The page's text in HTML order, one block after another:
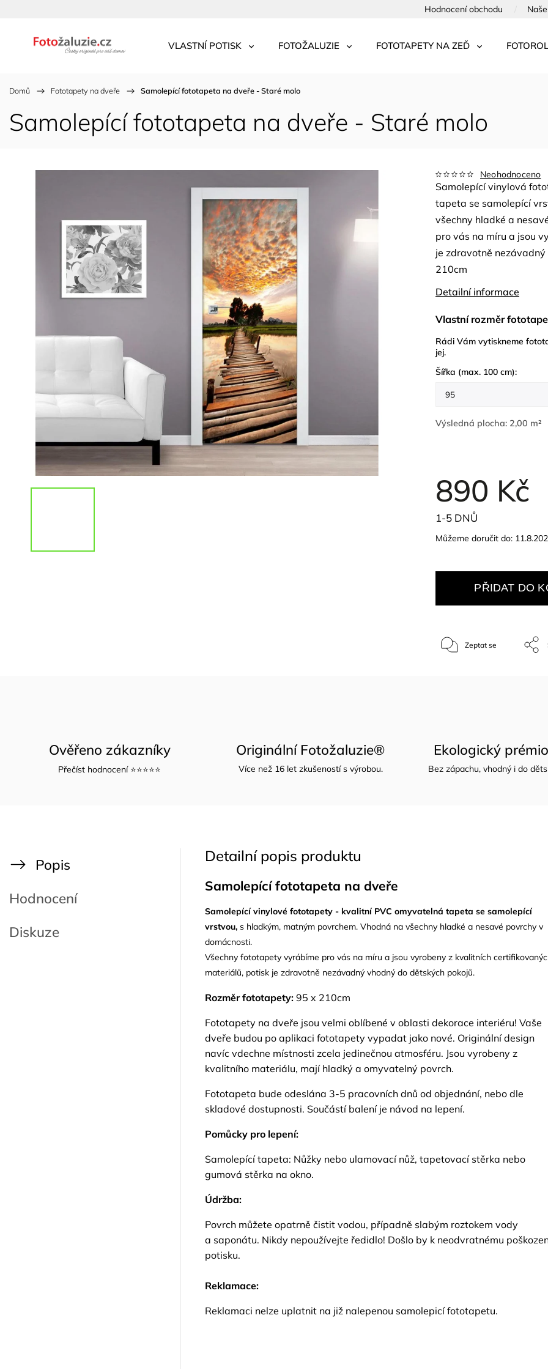
Hodnocení obchodu
VLASTNÍ POTISK FOTOŽALUZIE FOTOTAPETY NA ZEĎ
Domů / Fototapety na dveře / Samolepící fototapeta na dveře - Staré molo
Samolepící fototapeta na dveře - Staré molo
Neohodnoceno
890 Kč
Samolepící vinylová
tapeta se samolepící
všechny hladké a
pro vás na míru a jsou
je zdravotně
210cm
Detailní informace
Vlastní rozměr
Rádi Vám vytiskneme
jej.
Šířka (max. 100 cm):
Výsledná plocha: 2,00 m²
1-5 DNŮ
Můžeme doručit do:
PŘIDAT DO
Zeptat se
Ověřeno zákazníky
Přečíst hodnocení ⭐⭐⭐⭐⭐
Originální Fotožaluzie®
Více než 16 let zkušeností s výrobou.
Ekologický
Bez zápachu, vhodný i do
Popis
Hodnocení
Diskuze
Detailní popis produktu
Samolepící fototapeta na dveře
Samolepící vinylové fototapety - kvalitní PVC omyvatelná tapeta se samolepící
vrstvou, s hladkým, matným povrchem. Vhodná na všechny hladké a nesavé povrchy v
domácnosti.
Všechny fototapety vyrábíme pro vás na míru a jsou vyrobeny z kvalitních
materiálů, potisk je zdravotně nezávadný vhodný do dětských pokojů.
Rozměr fototapety: 95 x 210cm
Fototapety na dveře jsou velmi oblíbené v oblasti dekorace interiéru! Vaše
dveře budou po aplikaci fototapety vypadat jako nové. Originální design
navíc vdechne místnosti zcela jedinečnou atmosféru. Jsou vyrobeny z
kvalitního materiálu, mají hladký a omyvatelný povrch.
Fototapeta bude odeslána 3-5 pracovních dnů od objednání, nebo dle
skladové dostupnosti. Součástí balení je návod na lepení.
Pomůcky pro lepení:
Samolepící tapeta: Nůžky nebo ulamovací nůž, tapetovací stěrka nebo
gumová stěrka na okno.
Údržba:
Povrch můžete opatrně čistit vodou, případně slabým roztokem vody
a saponátu. Nikdy nepoužívejte ředidlo! Došlo by k neodvratnému
potisku.
Reklamace:
Reklamaci nelze uplatnit na již nalepenou samolepicí fototapetu.